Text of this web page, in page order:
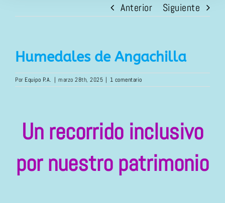
Anterior Siguiente
Humedales de Angachilla
Por Equipo P.A. | marzo 28th, 2025 | 1 comentario
Un recorrido inclusivo
por nuestro patrimonio